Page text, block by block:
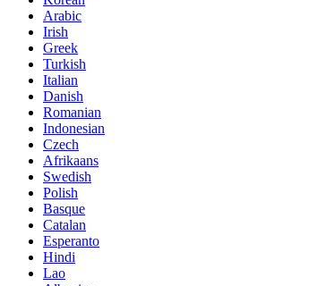
Arabic
Irish
Greek
Turkish
Italian
Danish
Romanian
Indonesian
Czech
Afrikaans
Swedish
Polish
Basque
Catalan
Esperanto
Hindi
Lao